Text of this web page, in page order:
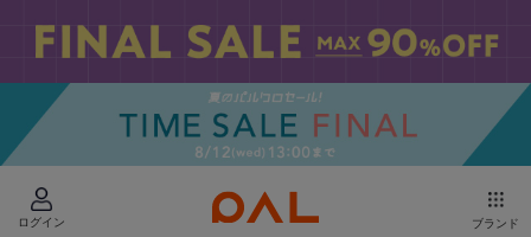
ログイン ブランド